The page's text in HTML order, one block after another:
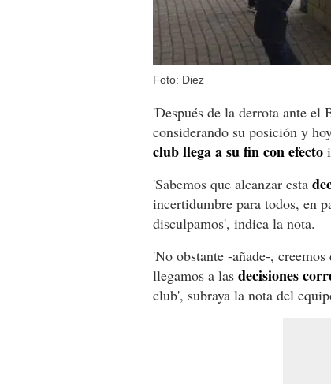
Foto: Diez
'Después de la derrota ante el
considerando su posición y
club llega a su fin con efecto
'Sabemos que alcanzar esta
incertidumbre para todos, en
disculpamos', indica la nota.
'No obstante -añade-,
llegamos a las decisiones
club', subraya la nota del